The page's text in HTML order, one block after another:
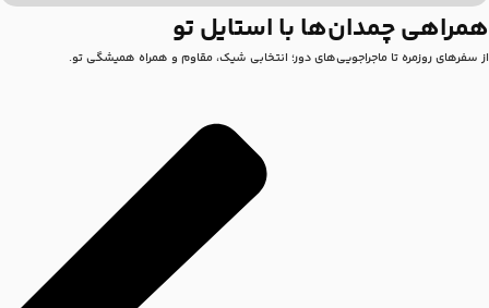
همراهی چمدان‌ها با استایل تو
از سفرهای روزمره تا ماجراجویی‌های دور؛ انتخابی شیک، مقاوم و همراه همیشگی تو.